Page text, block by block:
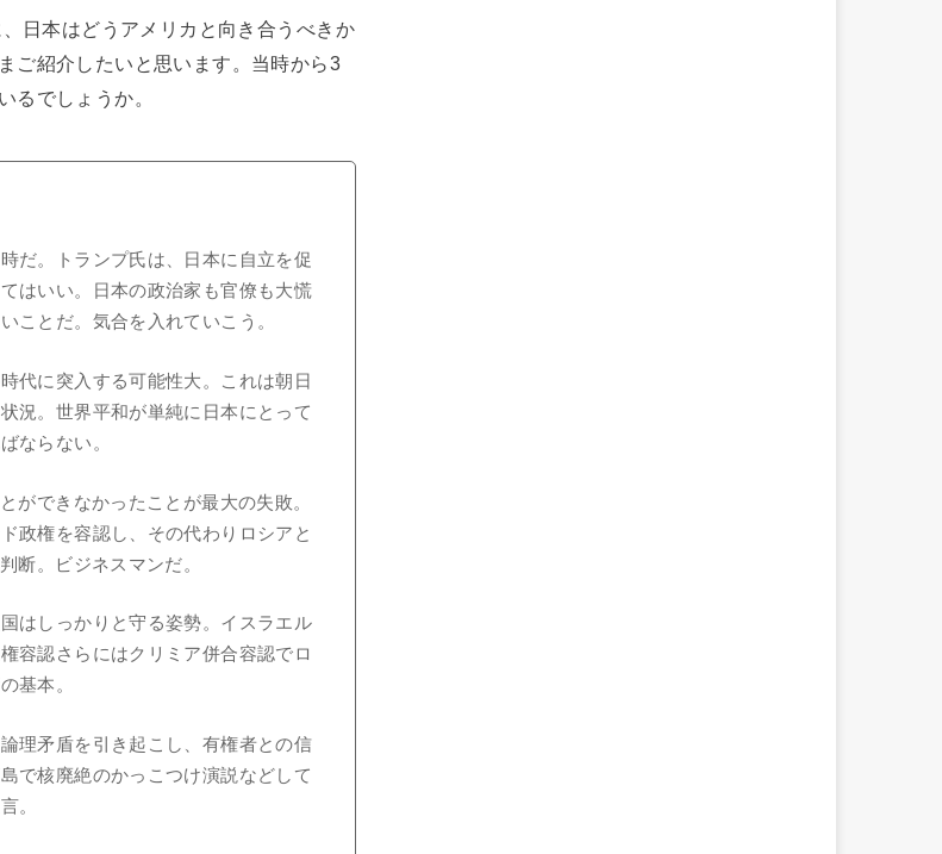
日本はどうアメリカと向き合うべきか
ご紹介したいと思います。当時から3
るでしょうか。
だ。トランプ氏は、日本に自立を促
はいい。日本の政治家も官僚も大慌
ことだ。気合を入れていこう。
代に突入する可能性大。これは朝日
況。世界平和が単純に日本にとって
ならない。
ができなかったことが最大の失敗。
政権を容認し、その代わりロシアと
断。ビジネスマンだ。
はしっかりと守る姿勢。イスラエル
容認さらにはクリミア併合容認でロ
基本。
理矛盾を引き起こし、有権者との信
で核廃絶のかっこつけ演説などして
。